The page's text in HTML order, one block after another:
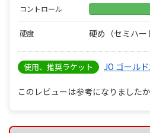
コントロール
硬度 硬め（セミハー
使用、推奨ラケット JO ゴール
このレビューは参考になりました